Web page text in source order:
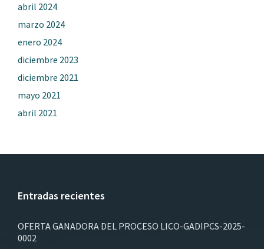
abril 2024
marzo 2024
enero 2024
diciembre 2023
diciembre 2021
mayo 2021
abril 2021
Entradas recientes
OFERTA GANADORA DEL PROCESO LICO-GADIPCS-2025-
0002